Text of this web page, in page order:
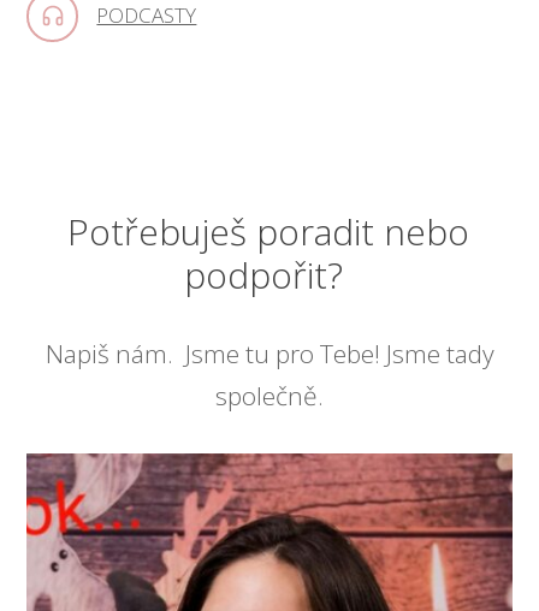
PODCASTY
Potřebuješ poradit nebo
podpořit?
Napiš nám. Jsme tu pro Tebe! Jsme tady
společně.